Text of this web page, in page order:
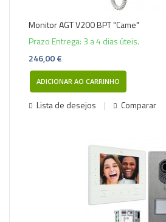
Monitor AGT V200 BPT "Came"
Prazo Entrega: 3 a 4 dias úteis.
246,00 €
ADICIONAR AO CARRINHO
Lista de desejos Comparar